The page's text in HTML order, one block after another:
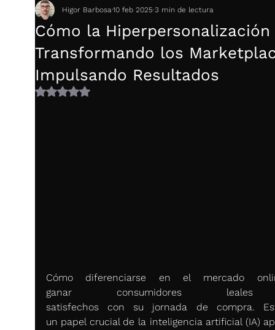
Cómo la Hiperpersonalización
Transformando los
Impulsando Resultados
Higor Barbosa10 feb 2025 3 min de lectura
Obtuvo NaN de 5 estrellas.
Cómo diferenciarse en el mercado
ganar consumidores
satisfechos con su jornada de compra.
un papel crucial de la inteligencia artificial (IA)